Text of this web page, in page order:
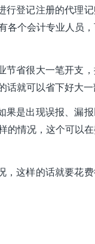
行登记注册的代理
各个会计专业人员
节省很大一笔开支
就可以省下好大一
果是出现误报、漏
的情况，这个可以
，这样的话就要花